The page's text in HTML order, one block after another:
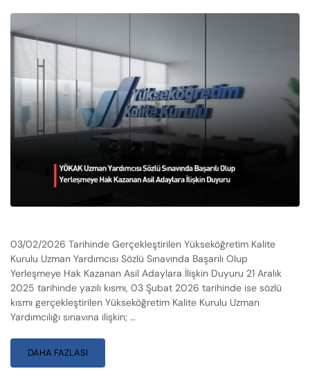
03/02/2026 Tarihinde Gerçekleştirilen Yükseköğretim Kalite
Kurulu Uzman Yardımcısı Sözlü Sınavında Başarılı Olup
Yerleşmeye Hak Kazanan Asil Adaylara İlişkin Duyuru 21 Aralık
2025 tarihinde yazılı kısmı, 03 Şubat 2026 tarihinde ise sözlü
kısmı gerçekleştirilen Yükseköğretim Kalite Kurulu Uzman
Yardımcılığı sınavına ilişkin; …
DAHA FAZLASI